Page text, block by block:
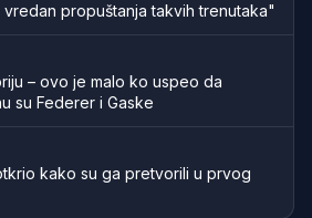
vredan propuštanja takvih trenutaka"
– ovo je malo ko uspeo da
su Federer i Gaske
kako su ga pretvorili u prvog